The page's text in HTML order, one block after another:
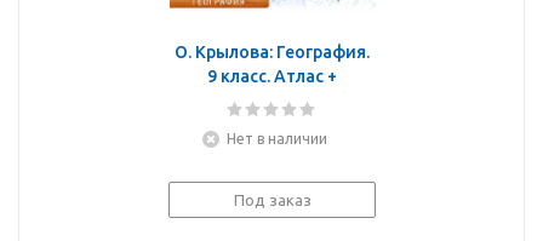
О. Крылова: География.
9 класс. Атлас +
контурные карты (с
Нет в наличии
Под заказ